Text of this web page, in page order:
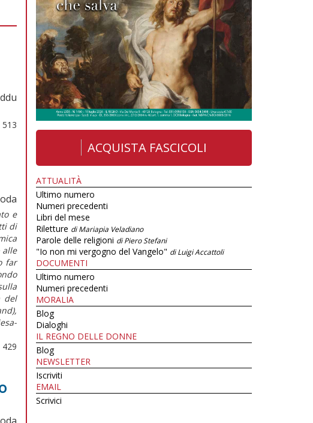
e
di
alle
far
del
ACQUISTA FASCICOLI
ATTUALITÀ
Ultimo numero
Numeri precedenti
Libri del mese
Riletture di Mariapia Veladiano
Parole delle religioni di Piero Stefani
"Io non mi vergogno del Vangelo" di Luigi Accattoli
DOCUMENTI
Ultimo numero
Numeri precedenti
MORALIA
Blog
Dialoghi
IL REGNO DELLE DONNE
Blog
NEWSLETTER
Iscriviti
EMAIL
Scrivici